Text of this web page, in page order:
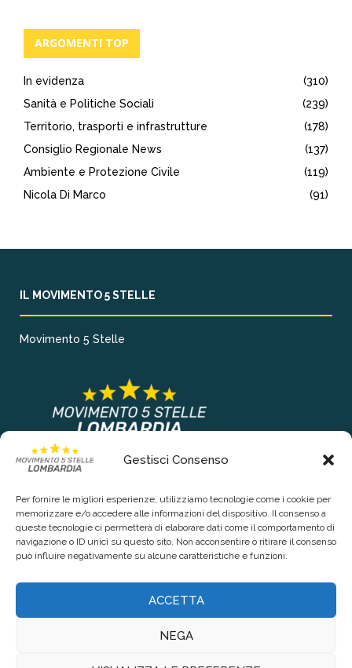
Gestisci Consenso
Per fornire le migliori esperienze, utilizziamo tecnologie come i cookie per
memorizzare e/o accedere alle informazioni del dispositivo. Il consenso a
queste tecnologie ci permetterà di elaborare dati come il comportamento di
navigazione o ID unici su questo sito. Non acconsentire o ritirare il consenso
può influire negativamente su alcune caratteristiche e funzioni.
ACCETTA
NEGA
ARGOMENTI TOP
In evidenza
(310)
Sanità e Politiche Sociali
(239)
Territorio, trasporti e infrastrutture
(178)
Consiglio Regionale News
(137)
Ambiente e Protezione Civile
(119)
Nicola Di Marco
(91)
IL MOVIMENTO 5 STELLE
Movimento 5 Stelle
COLLEGAMENTI PRINCIPALI
Contattaci
Privacy Policy